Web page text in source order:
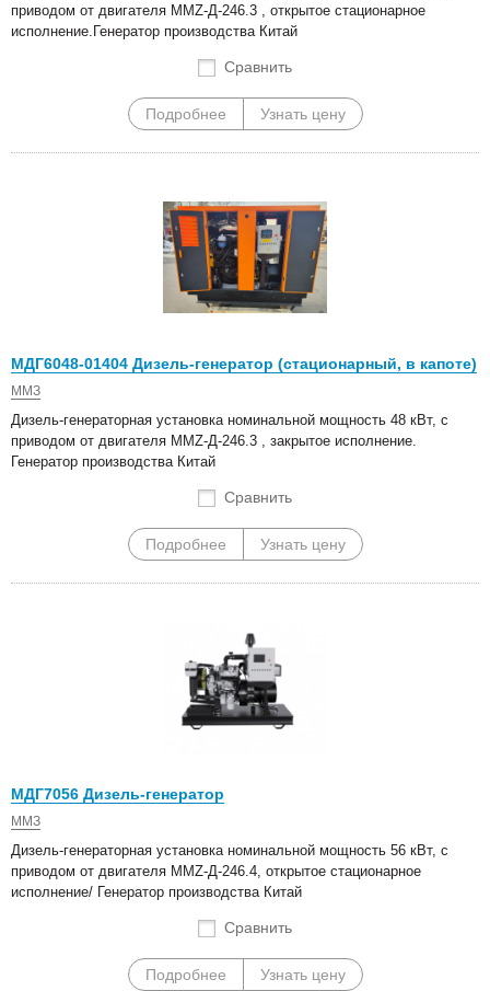
приводом от двигателя MMZ-Д-246.3 , открытое стационарное
исполнение.Генератор производства Китай
Сравнить
Подробнее Узнать цену
МДГ6048-01404 Дизель-генератор (стационарный, в капоте)
ММЗ
Дизель-генераторная установка номинальной мощность 48 кВт, с
приводом от двигателя MMZ-Д-246.3 , закрытое исполнение.
Генератор производства Китай
Сравнить
Подробнее Узнать цену
МДГ7056 Дизель-генератор
ММЗ
Дизель-генераторная установка номинальной мощность 56 кВт, с
приводом от двигателя MMZ-Д-246.4, открытое стационарное
исполнение/ Генератор производства Китай
Сравнить
Подробнее Узнать цену